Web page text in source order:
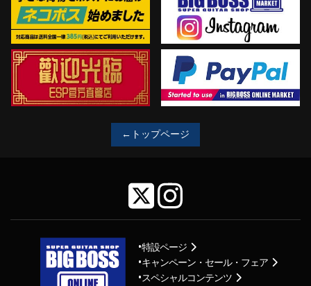
←トップページ
特設ページ
キャンペーン・セール・フェア
スペシャルコンテンツ